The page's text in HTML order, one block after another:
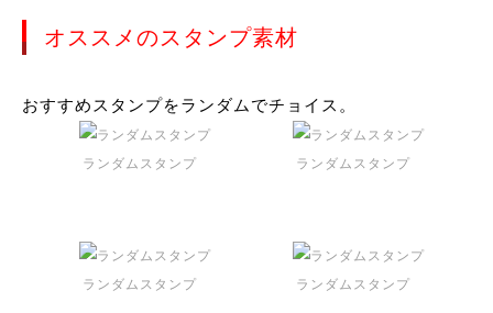
オススメのスタンプ素材
おすすめスタンプをランダムでチョイス。
ランダムスタンプ ランダムスタンプ
ランダムスタンプ ランダムスタンプ